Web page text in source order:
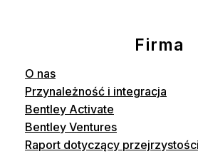
Firma
O nas
Przynależność i integracja
Bentley Activate
Bentley Ventures
Raport dotyczący